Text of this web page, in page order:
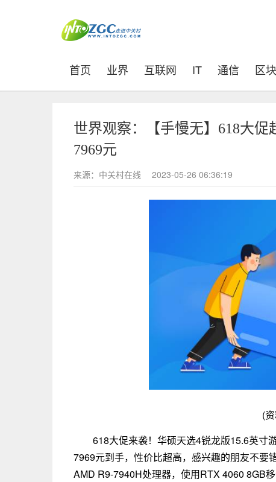
首页 (current)
业界 互联网 IT 通信 区
世界观察：【手慢无】618大
7969元
来源：中关村在线 2023-05-26 06:36:19
(
618大促来袭！华硕天选4锐龙版15.6英寸
7969元到手，性价比超高，感兴趣的朋友不要
AMD R9-7940H处理器，使用RTX 4060 8GB